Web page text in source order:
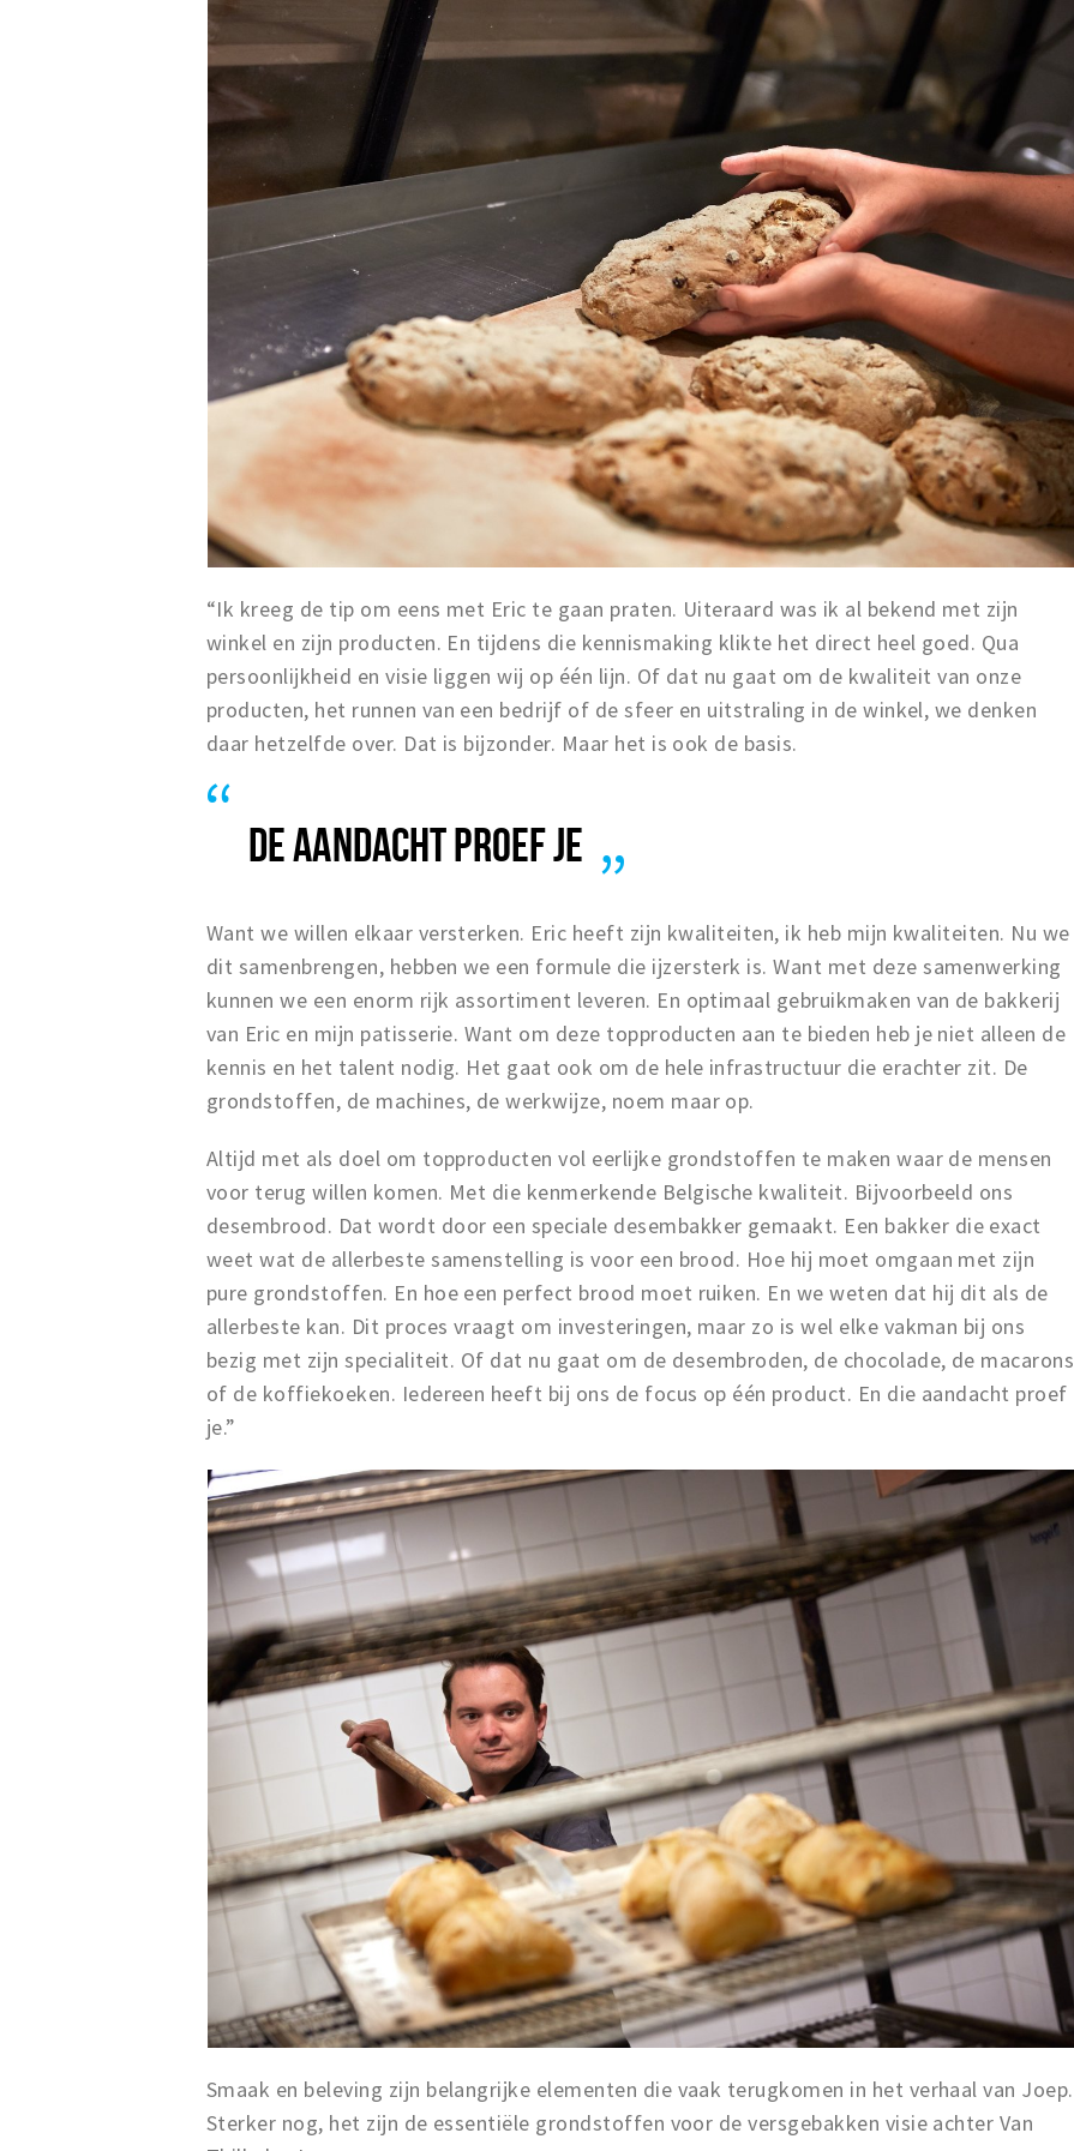
“Ik kreeg de tip om eens met Eric te gaan praten. Uiteraard was ik al bekend met zijn
winkel en zijn producten. En tijdens die kennismaking klikte het direct heel goed. Qua
persoonlijkheid en visie liggen wij op één lijn. Of dat nu gaat om de kwaliteit van onze
producten, het runnen van een bedrijf of de sfeer en uitstraling in de winkel, we denken
daar hetzelfde over. Dat is bijzonder. Maar het is ook de basis.
DE AANDACHT PROEF JE
Want we willen elkaar versterken. Eric heeft zijn kwaliteiten, ik heb mijn kwaliteiten. Nu we
dit samenbrengen, hebben we een formule die ijzersterk is. Want met deze samenwerking
kunnen we een enorm rijk assortiment leveren. En optimaal gebruikmaken van de bakkerij
van Eric en mijn patisserie. Want om deze topproducten aan te bieden heb je niet alleen de
kennis en het talent nodig. Het gaat ook om de hele infrastructuur die erachter zit. De
grondstoffen, de machines, de werkwijze, noem maar op.
Altijd met als doel om topproducten vol eerlijke grondstoffen te maken waar de mensen
voor terug willen komen. Met die kenmerkende Belgische kwaliteit. Bijvoorbeeld ons
desembrood. Dat wordt door een speciale desembakker gemaakt. Een bakker die exact
weet wat de allerbeste samenstelling is voor een brood. Hoe hij moet omgaan met zijn
pure grondstoffen. En hoe een perfect brood moet ruiken. En we weten dat hij dit als de
allerbeste kan. Dit proces vraagt om investeringen, maar zo is wel elke vakman bij ons
bezig met zijn specialiteit. Of dat nu gaat om de desembroden, de chocolade, de macarons
of de koffiekoeken. Iedereen heeft bij ons de focus op één product. En die aandacht proef
je.”
Smaak en beleving zijn belangrijke elementen die vaak terugkomen in het verhaal van Joep.
Sterker nog, het zijn de essentiële grondstoffen voor de versgebakken visie achter Van